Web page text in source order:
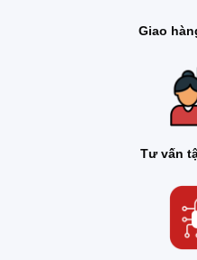
Giao
Tư vấn